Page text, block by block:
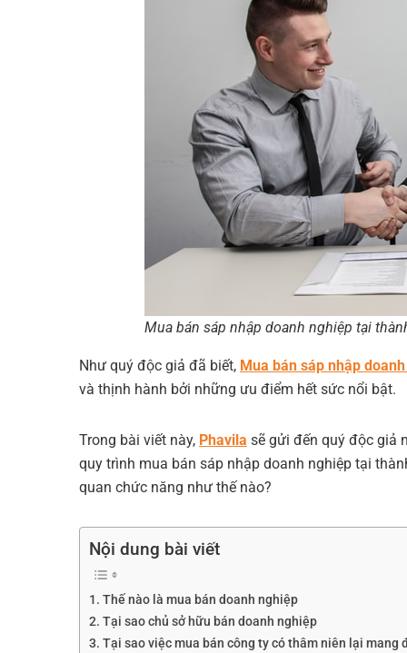
Mua bán sáp nhập doanh nghiệp tại
Như quý độc giả đã biết, Mua bán sáp nhập
và thịnh hành bởi những ưu điểm hết sức nổi bật.
Trong bài viết này, Phavila sẽ gửi đến quý độc giả
quy trình mua bán sáp nhập doanh nghiệp tại
quan chức năng như thế nào?
Nội dung bài viết
Thế nào là mua bán doanh nghiệp
Tại sao chủ sở hữu bán doanh nghiệp
Tại sao việc mua bán công ty có thâm niên lại mang